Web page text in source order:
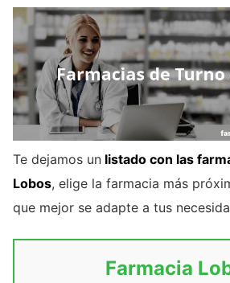
Te dejamos un listado con las
Lobos, elige la farmacia más
que mejor se adapte a tus
Farmacia